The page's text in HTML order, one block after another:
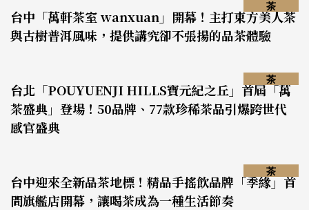
台中「萬軒茶室 wanxuan」開幕！主打東方美人茶
與古樹普洱風味，提供講究卻不張揚的品茶體驗
茶
台北「POUYUENJI HILLS寶元紀之丘」首屆「萬
茶盛典」登場！50品牌、77款珍稀茶品引爆跨世代
感官盛典
茶
台中迎來全新品茶地標！精品手搖飲品牌「季緣」首
間旗艦店開幕，讓喝茶成為一種生活節奏
茶